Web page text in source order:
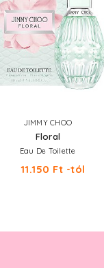
JIMMY CHOO
Floral
Eau De Toilette
11.150 Ft -tól